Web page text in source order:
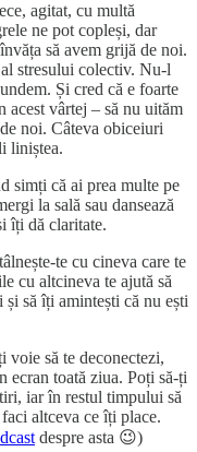
agitat, cu multă
ne pot copleși, dar
să avem grijă de noi.
stresului colectiv. Nu-l
Și cred că e foarte
acest vârtej – să nu uităm
noi. Câteva obiceiuri
liniștea.
simți că ai prea multe pe
la sală sau dansează
îți dă claritate.
te cu cineva care te
cu altcineva te ajută să
să îți amintești că nu ești
voie să te deconectezi,
ecran toată ziua. Poți să-ți
iar în restul timpului să
altceva ce îți place.
despre asta 😉)